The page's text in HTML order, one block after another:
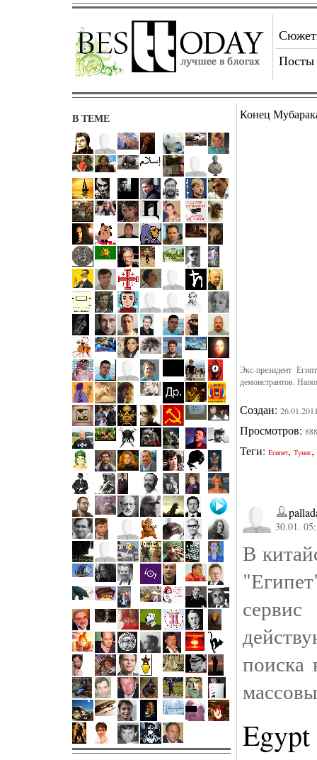
Посты
В ТЕМЕ Конец
Экс-президент
демонстрантов.
Создан:
Просмотров:
Теги: Египет, Тунис,
30.01.
В
поиска